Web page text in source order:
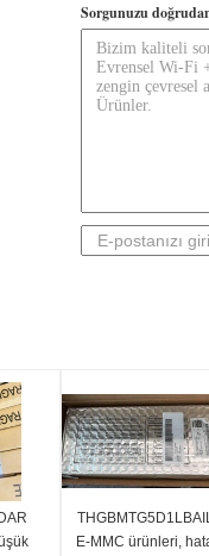
Sorgunuzu
E-MMC ürünleri,